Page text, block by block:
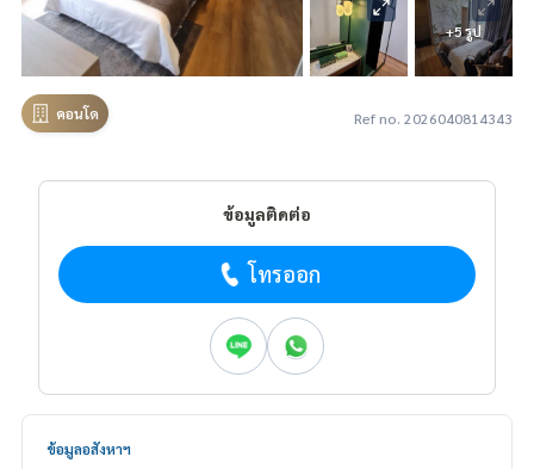
+5 รูป
คอนโด Ref no. 2026040814343
ข้อมูลติดต่อ
โทรออก
ข้อมูลอสังหาฯ